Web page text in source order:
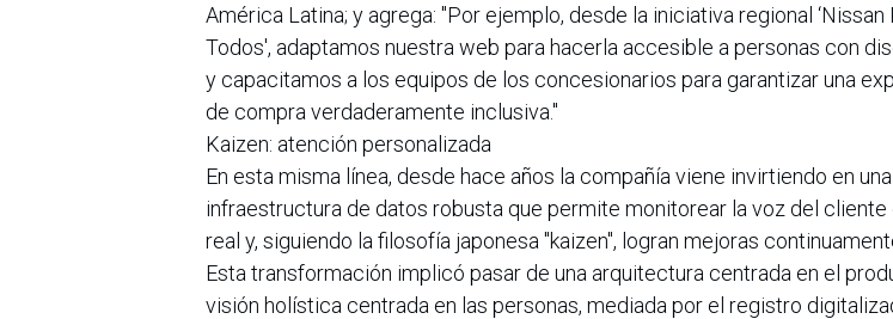
América Latina; y agrega: "Por ejemplo, desde la iniciativa regional ‘Nissan
Todos', adaptamos nuestra web para hacerla accesible a personas con
y capacitamos a los equipos de los concesionarios para garantizar una
de compra verdaderamente inclusiva."
Kaizen: atención personalizada
En esta misma línea, desde hace años la compañía viene invirtiendo en una
infraestructura de datos robusta que permite monitorear la voz del cliente
real y, siguiendo la filosofía japonesa "kaizen", logran mejoras
Esta transformación implicó pasar de una arquitectura centrada en el
visión holística centrada en las personas, mediada por el registro